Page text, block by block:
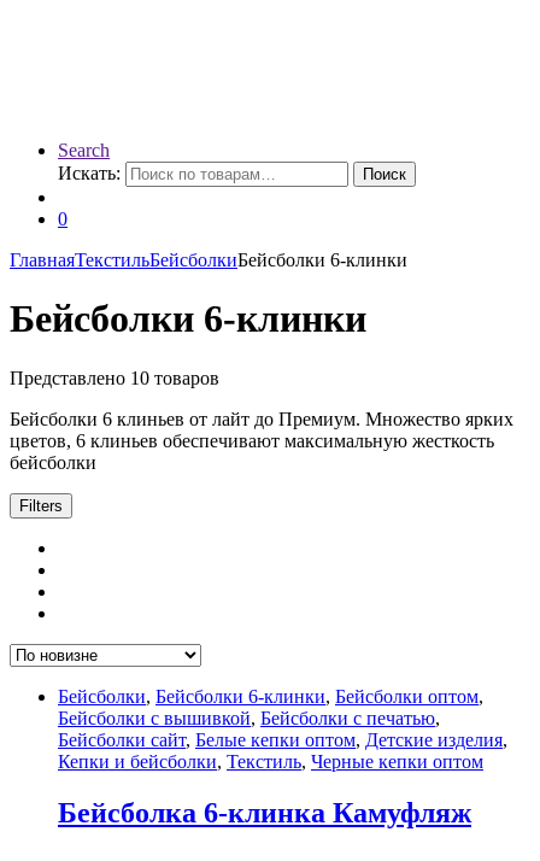
Search
Искать:
Поиск
0
ГлавнаяТекстильБейсболкиБейсболки 6-клинки
Бейсболки 6-клинки
Представлено 10 товаров
Бейсболки 6 клиньев от лайт до Премиум. Множество ярких
цветов, 6 клиньев обеспечивают максимальную жесткость
бейсболки
Filters
Бейсболки, Бейсболки 6-клинки, Бейсболки оптом,
Бейсболки с вышивкой, Бейсболки с печатью,
Бейсболки сайт, Белые кепки оптом, Детские изделия,
Кепки и бейсболки, Текстиль, Черные кепки оптом
Бейсболка 6-клинка Камуфляж